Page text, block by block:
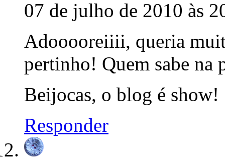
07 de julho de 2010 às
Adooooreiiii, queria
pertinho! Quem sabe na
Beijocas, o blog é show!
Responder